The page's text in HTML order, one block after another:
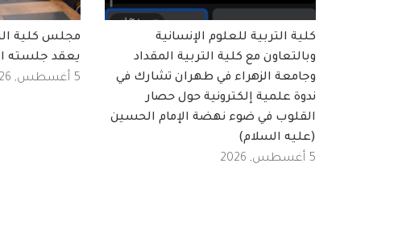
كلية التربية للعلوم الإنسانية
وبالتعاون مع كلية التربية المقداد
وجامعة الزهراء في طهران تشارك في
ندوة علمية إلكترونية حول حصار
القلوب في ضوء نهضة الإمام الحسين
(عليه السلام)
5 أغسطس, 2026
مجلس كلية
يعقد جلسته
5 أغسطس, 2026